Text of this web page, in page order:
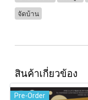
จัดบ้าน
สินค้าเกี่ยวข้อง
Pre-Order